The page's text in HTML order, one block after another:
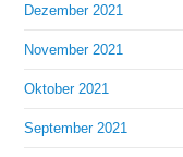
Dezember 2021
November 2021
Oktober 2021
September 2021